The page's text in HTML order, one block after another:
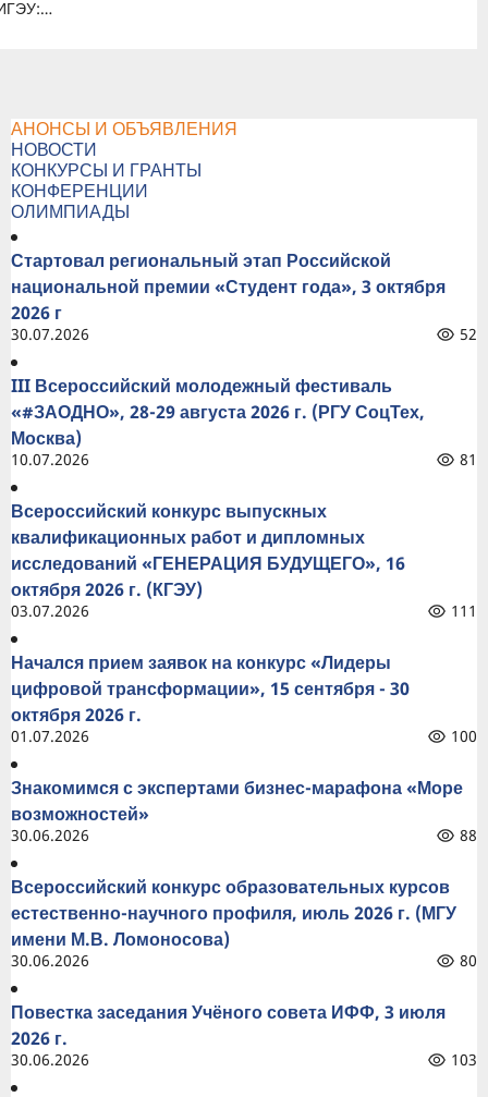
АНОНСЫ И ОБЪЯВЛЕНИЯ
НОВОСТИ
КОНКУРСЫ И ГРАНТЫ
КОНФЕРЕНЦИИ
ОЛИМПИАДЫ
Стартовал региональный этап Российской
национальной премии «Студент года», 3 октября
2026 г
30.07.2026 52
III Всероссийский молодежный фестиваль
«#ЗАОДНО», 28-29 августа 2026 г. (РГУ СоцТех,
Москва)
10.07.2026 81
Всероссийский конкурс выпускных
квалификационных работ и дипломных
исследований «ГЕНЕРАЦИЯ БУДУЩЕГО», 16
октября 2026 г. (КГЭУ)
03.07.2026 111
Начался прием заявок на конкурс «Лидеры
цифровой трансформации», 15 сентября - 30
октября 2026 г.
01.07.2026 100
Знакомимся с экспертами бизнес-марафона «Море
возможностей»
30.06.2026 88
Всероссийский конкурс образовательных курсов
естественно-научного профиля, июль 2026 г. (МГУ
имени М.В. Ломоносова)
30.06.2026 80
Повестка заседания Учёного совета ИФФ, 3 июля
2026 г.
30.06.2026 103